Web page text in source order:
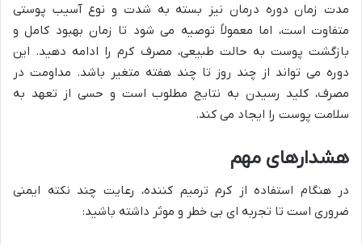
مدت زمان دوره درمان نیز بسته به شدت و نوع آسیب پوستی
متفاوت است، اما معمولاً توصیه می شود تا زمان بهبود کامل و
بازگشت پوست به حالت طبیعی، مصرف کرم را ادامه دهید. این
دوره می تواند از چند روز تا چند هفته متغیر باشد. مداومت در
مصرف، کلید رسیدن به نتایج مطلوب است و حسی از تعهد به
سلامت پوست را ایجاد می کند.
هشدارهای مهم
در هنگام استفاده از کرم ترمیم کننده، رعایت چند نکته ایمنی
ضروری است تا تجربه ای بی خطر و موثر داشته باشید: